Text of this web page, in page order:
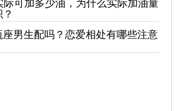
男生配吗？恋爱相处有哪些注意